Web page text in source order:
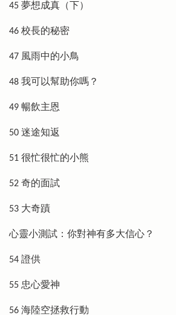
45 夢想成真（下）
46 校長的秘密
47 風雨中的小鳥
48 我可以幫助你嗎？
49 暢飲主恩
50 迷途知返
51 很忙很忙的小熊
52 奇的面試
53 大奇蹟
心靈小測試：你對神有多大信心？
54 證供
55 忠心愛神
56 海陸空拯救行動